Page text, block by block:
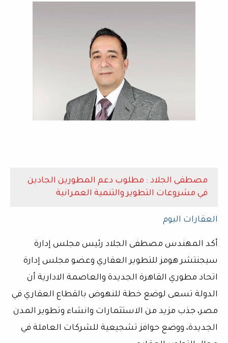
مصطفى الجلاد : مطلوب دعم المطورين الجادين
في مشروعات التطوير والتنمية العمرانية
العقارات اليوم
أكد المهندس مصطفى الجلاد رئيس مجلس إدارة
سيجنتشر هومز للتطوير العقاري وعضو مجلس إدارة
اتحاد مطوري القاهرة الجديدة والعاصمة الادارية أن
الدولة تسعى لوضع خطة للنهوض بالقطاع العقاري في
مصر، جذب مزيد من الاستثمارات وانشاء وتطوير المدن
الجديدة، ووضع حوافز تشجيعية للشركات العاملة في